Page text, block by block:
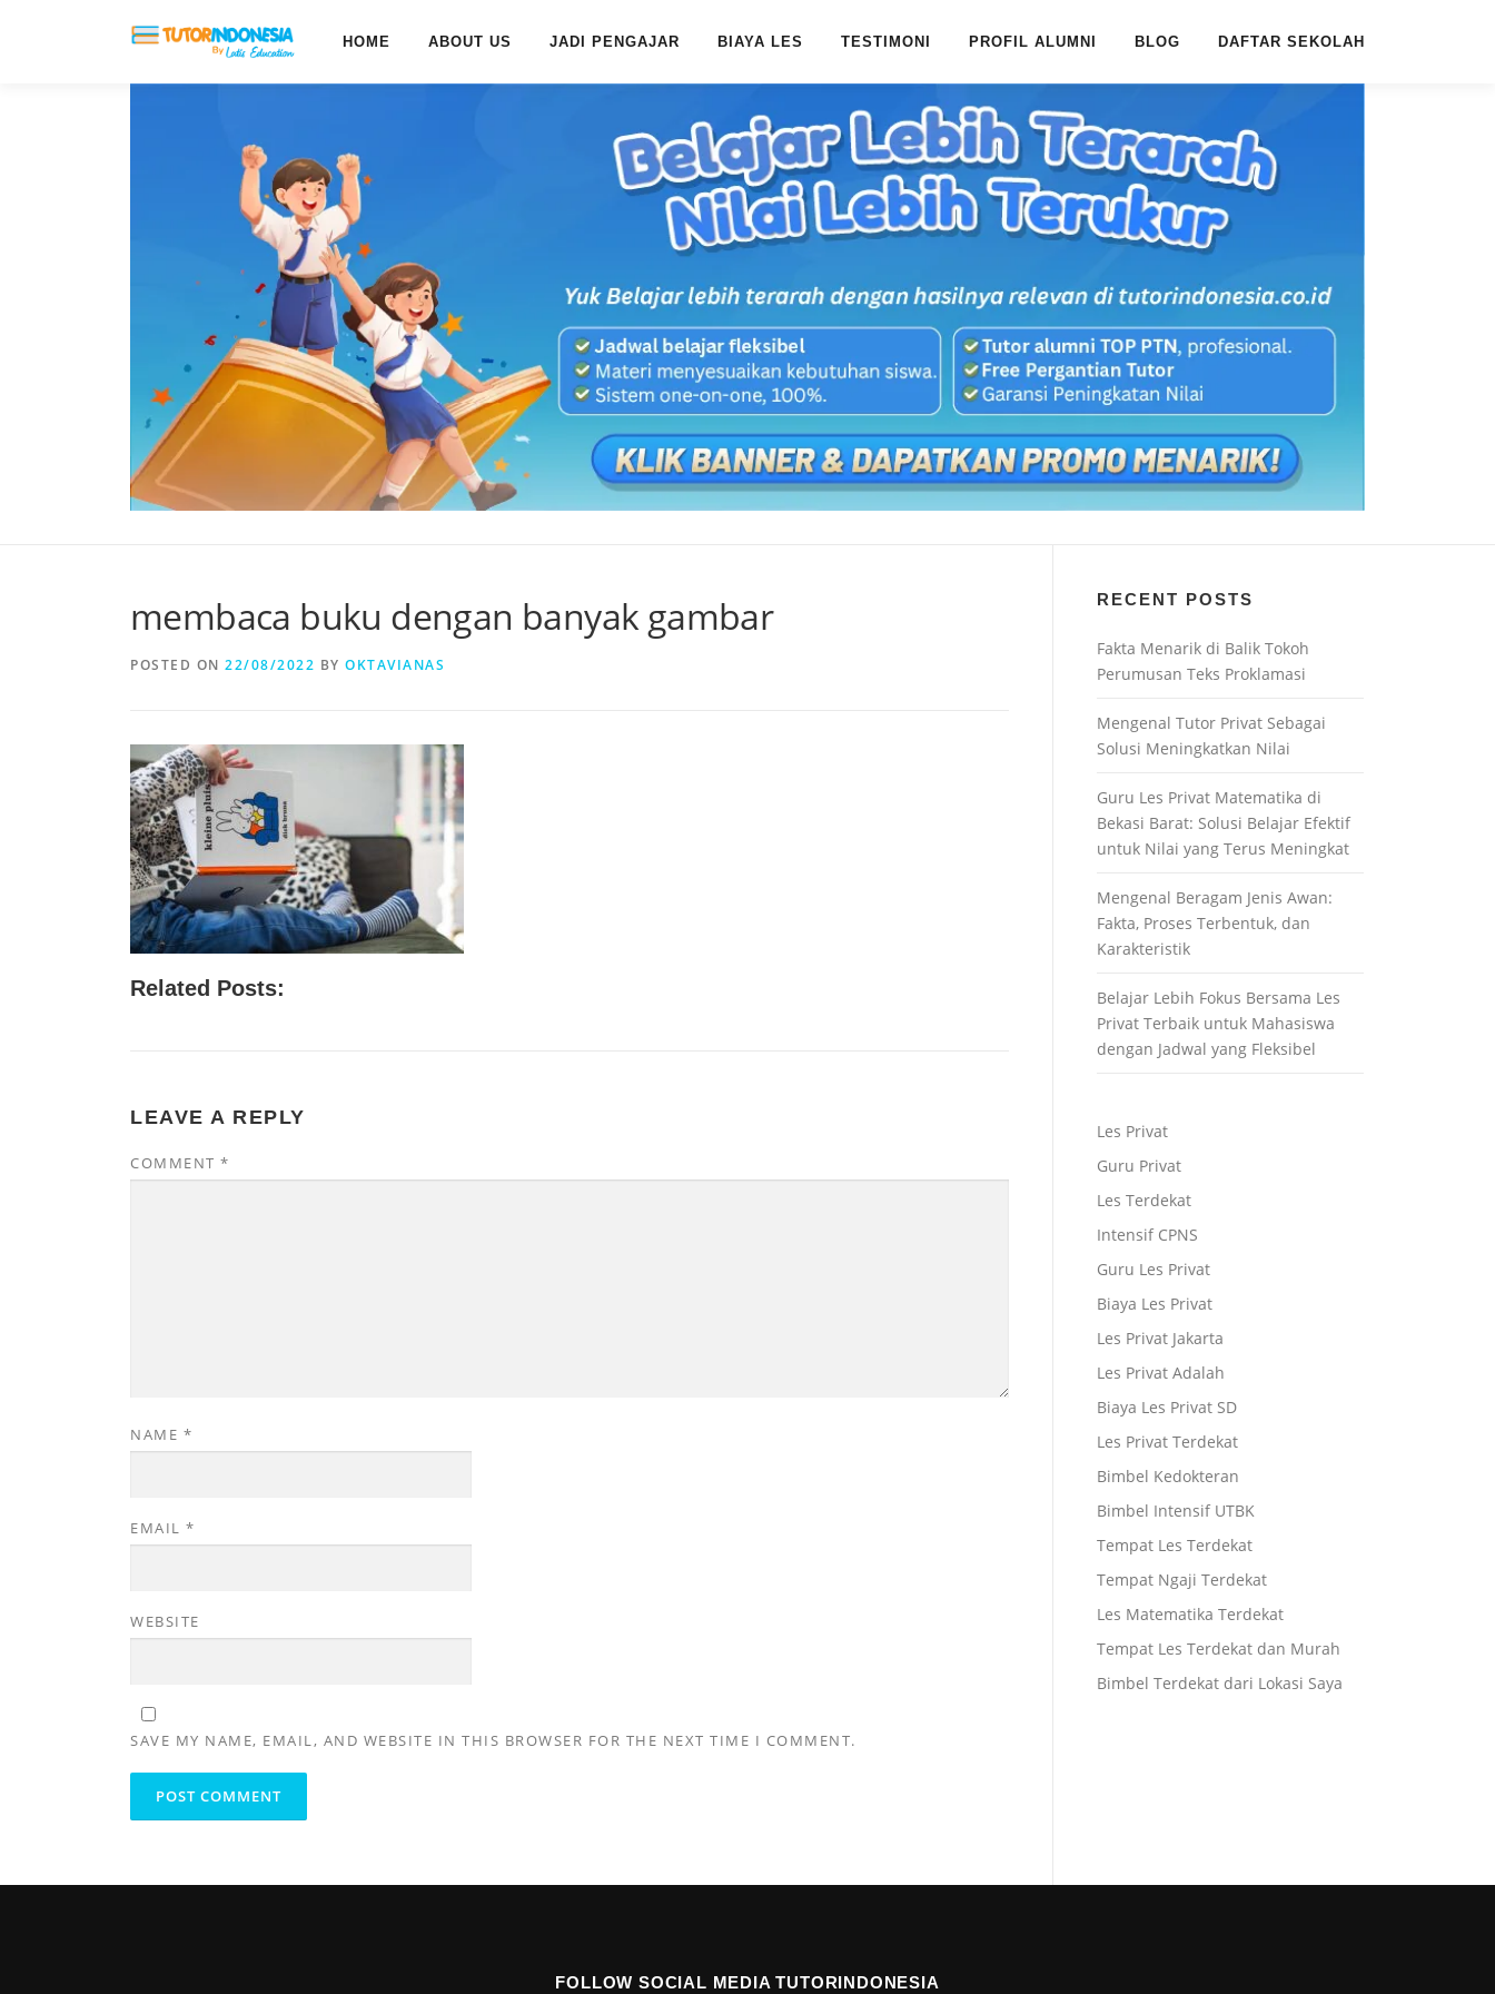
HOME ABOUT US JADI PENGAJAR BIAYA LES TESTIMONI PROFIL ALUMNI BLOG DAFTAR SEKOLAH
membaca buku dengan banyak gambar
POSTED ON 22/08/2022 BY OKTAVIANAS
Related Posts:
LEAVE A REPLY
COMMENT *
NAME *
EMAIL *
WEBSITE
SAVE MY NAME, EMAIL, AND WEBSITE IN THIS BROWSER FOR THE NEXT TIME I COMMENT.
RECENT POSTS
Fakta Menarik di Balik Tokoh
Perumusan Teks Proklamasi
Mengenal Tutor Privat Sebagai
Solusi Meningkatkan Nilai
Guru Les Privat Matematika di
Bekasi Barat: Solusi Belajar Efektif
untuk Nilai yang Terus Meningkat
Mengenal Beragam Jenis Awan:
Fakta, Proses Terbentuk, dan
Karakteristik
Belajar Lebih Fokus Bersama Les
Privat Terbaik untuk Mahasiswa
dengan Jadwal yang Fleksibel
Les Privat
Guru Privat
Les Terdekat
Intensif CPNS
Guru Les Privat
Biaya Les Privat
Les Privat Jakarta
Les Privat Adalah
Biaya Les Privat SD
Les Privat Terdekat
Bimbel Kedokteran
Bimbel Intensif UTBK
Tempat Les Terdekat
Tempat Ngaji Terdekat
Les Matematika Terdekat
Tempat Les Terdekat dan Murah
Bimbel Terdekat dari Lokasi Saya
FOLLOW SOCIAL MEDIA TUTORINDONESIA